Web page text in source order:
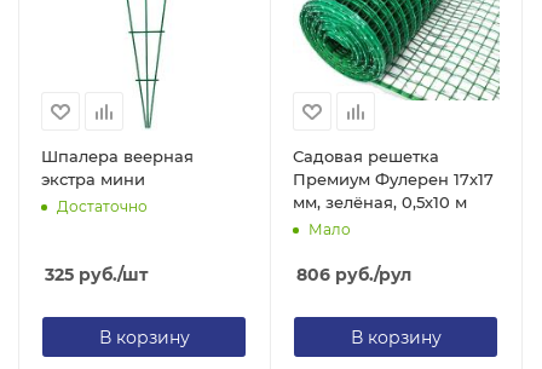
Шпалера веерная
экстра мини
Достаточно
325 руб./шт
В корзину
Садовая решетка
Премиум Фулерен 17х17
мм, зелёная, 0,5х10 м
Мало
806 руб./рул
В корзину